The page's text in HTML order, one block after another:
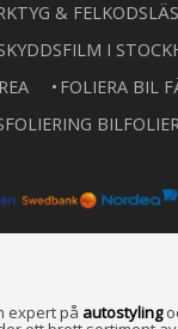
&
I
FOLIERA BIL
expert på autostyling